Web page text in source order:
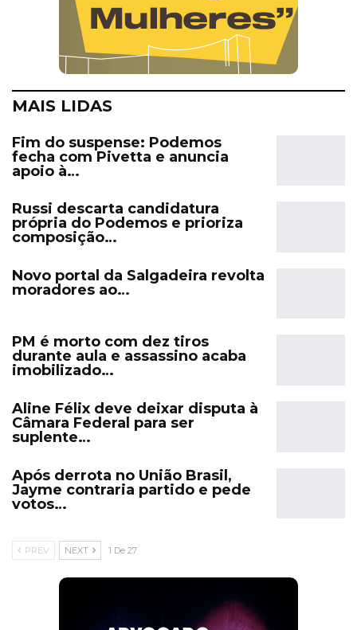
MAIS LIDAS
Fim do suspense: Podemos
fecha com Pivetta e anuncia
apoio à…
Russi descarta candidatura
própria do Podemos e prioriza
composição…
Novo portal da Salgadeira revolta
moradores ao…
PM é morto com dez tiros
durante aula e assassino acaba
imobilizado…
Aline Félix deve deixar disputa à
Câmara Federal para ser
suplente…
Após derrota no União Brasil,
Jayme contraria partido e pede
votos…
PREV NEXT 1 De 27